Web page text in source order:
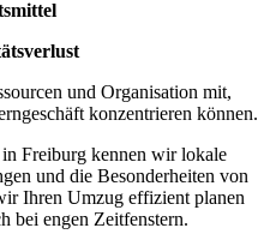
und Organisation mit,
konzentrieren können.
Freiburg kennen wir lokale
und die Besonderheiten von
Ihren Umzug effizient planen
bei engen Zeitfenstern.